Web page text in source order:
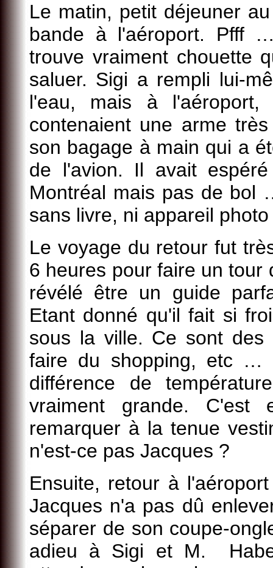
Le matin, petit déjeuner
bande à l'aéroport. Pfff
trouve vraiment chouette
saluer. Sigi a rempli lui-
l'eau, mais à
contenaient une arme
son bagage à main qui a
de l'avion. Il avait
Montréal mais pas de bol
sans livre, ni appareil
Le voyage du retour fut
6 heures pour faire un
révélé être un guide
Etant donné qu'il fait si
sous la ville. Ce sont des
faire du shopping, etc …
différence de
vraiment grande.
remarquer à la tenue
n'est-ce pas Jacques ?
Ensuite, retour à
Jacques n'a pas dû
séparer de son coupe-
adieu à Sigi et M.